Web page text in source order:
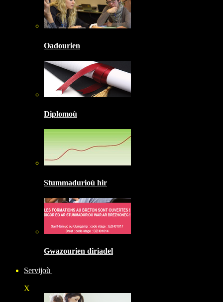
Oadourien
Diplomoù
Stummadurioù hir
Gwazourien diriadel
Servijoù
X